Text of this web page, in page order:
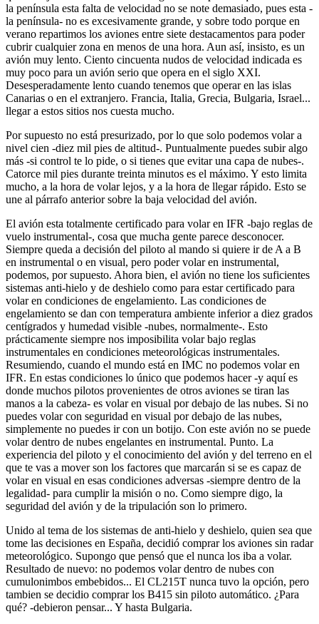
la península esta falta de velocidad no se note demasiado, pues esta -
la península- no es excesivamente grande, y sobre todo porque en
verano repartimos los aviones entre siete destacamentos para poder
cubrir cualquier zona en menos de una hora. Aun así, insisto, es un
avión muy lento. Ciento cincuenta nudos de velocidad indicada es
muy poco para un avión serio que opera en el siglo XXI.
Desesperadamente lento cuando tenemos que operar en las islas
Canarias o en el extranjero. Francia, Italia, Grecia, Bulgaria, Israel...
llegar a estos sitios nos cuesta mucho.
Por supuesto no está presurizado, por lo que solo podemos volar a
nivel cien -diez mil pies de altitud-. Puntualmente puedes subir algo
más -si control te lo pide, o si tienes que evitar una capa de nubes-.
Catorce mil pies durante treinta minutos es el máximo. Y esto limita
mucho, a la hora de volar lejos, y a la hora de llegar rápido. Esto se
une al párrafo anterior sobre la baja velocidad del avión.
El avión esta totalmente certificado para volar en IFR -bajo reglas de
vuelo instrumental-, cosa que mucha gente parece desconocer.
Siempre queda a decisión del piloto al mando si quiere ir de A a B
en instrumental o en visual, pero poder volar en instrumental,
podemos, por supuesto. Ahora bien, el avión no tiene los suficientes
sistemas anti-hielo y de deshielo como para estar certificado para
volar en condiciones de engelamiento. Las condiciones de
engelamiento se dan con temperatura ambiente inferior a diez grados
centígrados y humedad visible -nubes, normalmente-. Esto
prácticamente siempre nos imposibilita volar bajo reglas
instrumentales en condiciones meteorológicas instrumentales.
Resumiendo, cuando el mundo está en IMC no podemos volar en
IFR. En estas condiciones lo único que podemos hacer -y aquí es
donde muchos pilotos provenientes de otros aviones se tiran las
manos a la cabeza- es volar en visual por debajo de las nubes. Si no
puedes volar con seguridad en visual por debajo de las nubes,
simplemente no puedes ir con un botijo. Con este avión no se puede
volar dentro de nubes engelantes en instrumental. Punto. La
experiencia del piloto y el conocimiento del avión y del terreno en el
que te vas a mover son los factores que marcarán si se es capaz de
volar en visual en esas condiciones adversas -siempre dentro de la
legalidad- para cumplir la misión o no. Como siempre digo, la
seguridad del avión y de la tripulación son lo primero.
Unido al tema de los sistemas de anti-hielo y deshielo, quien sea que
tome las decisiones en España, decidió comprar los aviones sin radar
meteorológico. Supongo que pensó que el nunca los iba a volar.
Resultado de nuevo: no podemos volar dentro de nubes con
cumulonimbos embebidos... El CL215T nunca tuvo la opción, pero
tambien se decidio comprar los B415 sin piloto automático. ¿Para
qué? -debieron pensar... Y hasta Bulgaria.